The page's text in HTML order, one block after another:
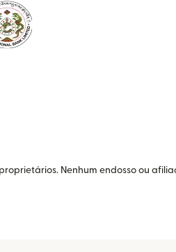
Nenhum endosso ou